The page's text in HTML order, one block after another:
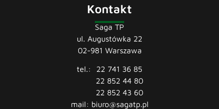
Kontakt
Saga TP
ul. Augustówka 22
02-981 Warszawa
tel.:
22 741 36 85
22 852 44 80
22 852 43 60
mail: biuro@sagatp.pl